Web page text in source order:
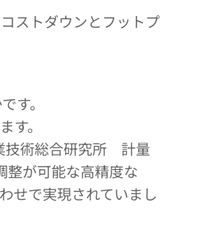
ストダウンとフットプ
す。
す。
技術総合研究所 計量
整が可能な高精度な
せで実現されていまし